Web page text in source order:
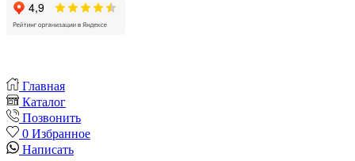
Главная
Каталог
Позвонить
0 Избранное
Написать